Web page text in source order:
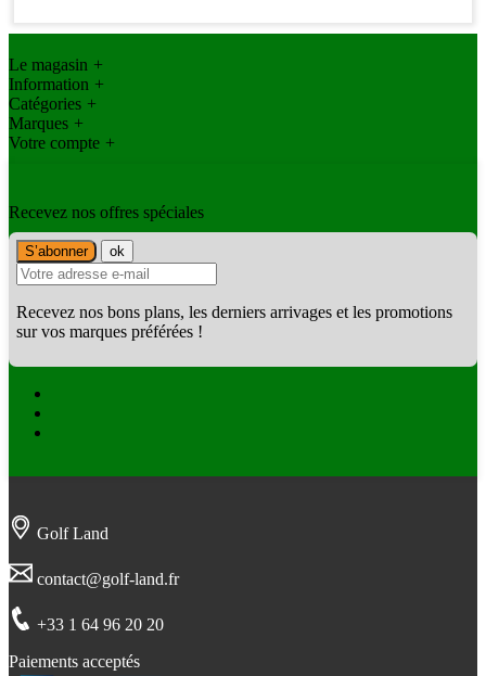
Le magasin +
Information +
Catégories +
Marques +
Votre compte +
Recevez nos offres spéciales
Recevez nos bons plans, les derniers arrivages et les promotions
sur vos marques préférées !
Golf Land
contact@golf-land.fr
+33 1 64 96 20 20
Paiements acceptés